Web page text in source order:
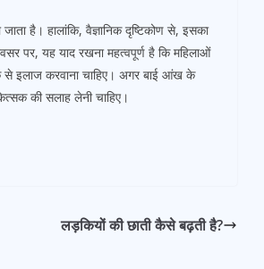
है। हालांकि, वैज्ञानिक दृष्टिकोण से, इसका
पर, यह याद रखना महत्वपूर्ण है कि महिलाओं
से इलाज करवाना चाहिए। अगर बाई आंख के
की सलाह लेनी चाहिए।
लड़कियों की छाती कैसे बढ़ती है?